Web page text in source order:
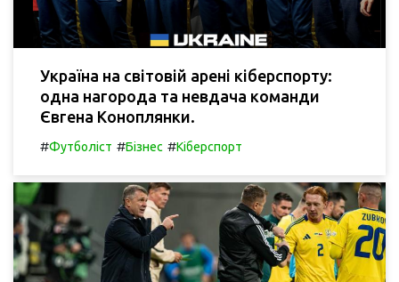
Україна на світовій арені кіберспорту:
одна нагорода та невдача команди
Євгена Коноплянки.
#Футболіст #Бізнес #Кіберспорт